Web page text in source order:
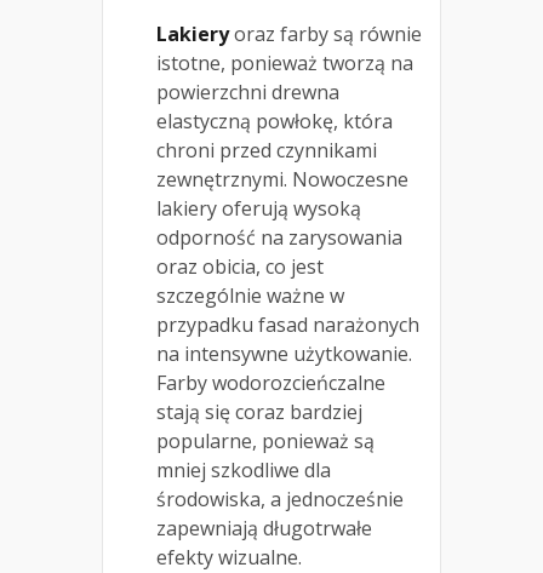
Lakieryoraz farby są równie
istotne, ponieważ tworzą na
powierzchni drewna
elastyczną powłokę, która
chroni przed czynnikami
zewnętrznymi. Nowoczesne
lakiery oferują wysoką
odporność na zarysowania
oraz obicia, co jest
szczególnie ważne w
przypadku fasad narażonych
na intensywne użytkowanie.
Farby wodorozcieńczalne
stają się coraz bardziej
popularne, ponieważ są
mniej szkodliwe dla
środowiska, a jednocześnie
zapewniają długotrwałe
efekty wizualne.